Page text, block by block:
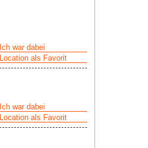
Ich war dabei
Location als Favorit
Ich war dabei
Location als Favorit